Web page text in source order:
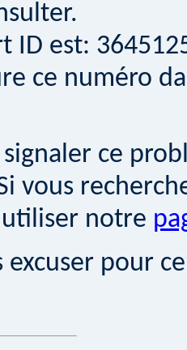
ID est:
ce numéro
signaler ce
vous
notre
excuser pour